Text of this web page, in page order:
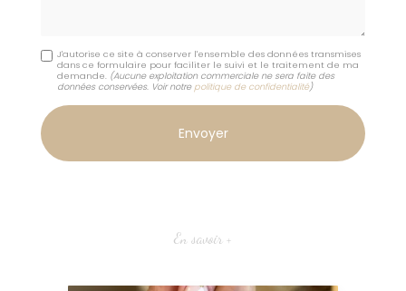
J'autorise ce site à conserver l'ensemble des données transmises
dans ce formulaire pour faciliter le suivi et le traitement de ma
demande. (Aucune exploitation commerciale ne sera faite des
données conservées. Voir notre politique de confidentialité)
En savoir +